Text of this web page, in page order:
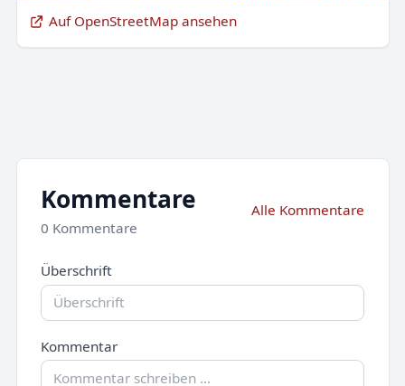
Auf OpenStreetMap ansehen
Kommentare
0 Kommentare
Alle Kommentare
Überschrift
Kommentar